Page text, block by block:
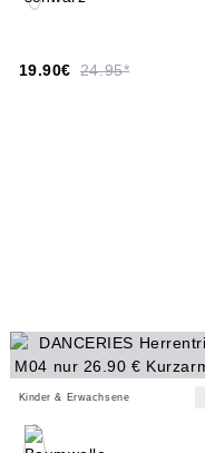
19.90€ 24.95*
Kinder & Erwachsene